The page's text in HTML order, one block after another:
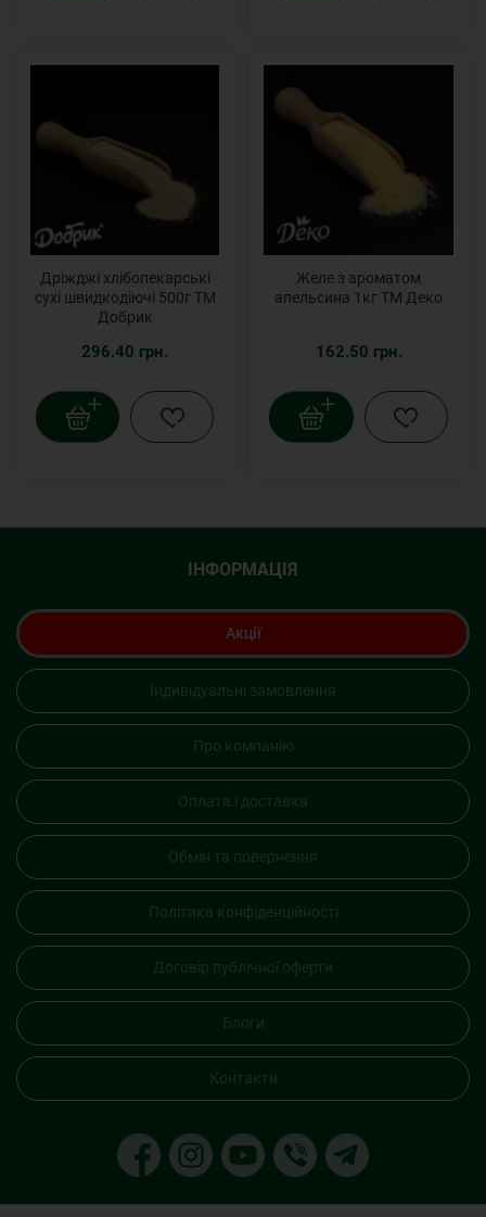
Дріжджі хлібопекарські
сухі швидкодіючі 500г ТМ
Добрик
296.40 грн.
Желе з ароматом
апельсина 1кг ТМ Деко
162.50 грн.
ІНФОРМАЦІЯ
Акції
Індивідуальні замовлення
Про компанію
Оплата і доставка
Обмін та повернення
Політика конфіденційності
Договір публічної оферти
Блоги
Контакти